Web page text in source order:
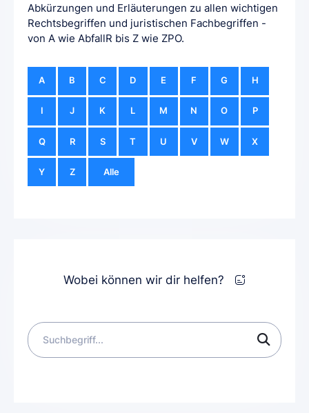
Abkürzungen und Erläuterungen zu allen wichtigen
Rechtsbegriffen und juristischen Fachbegriffen -
von A wie AbfallR bis Z wie ZPO.
A B C D E F G H
I J K L M N O P
Q R S T U V W X
Y Z Alle
Wobei können wir dir helfen?